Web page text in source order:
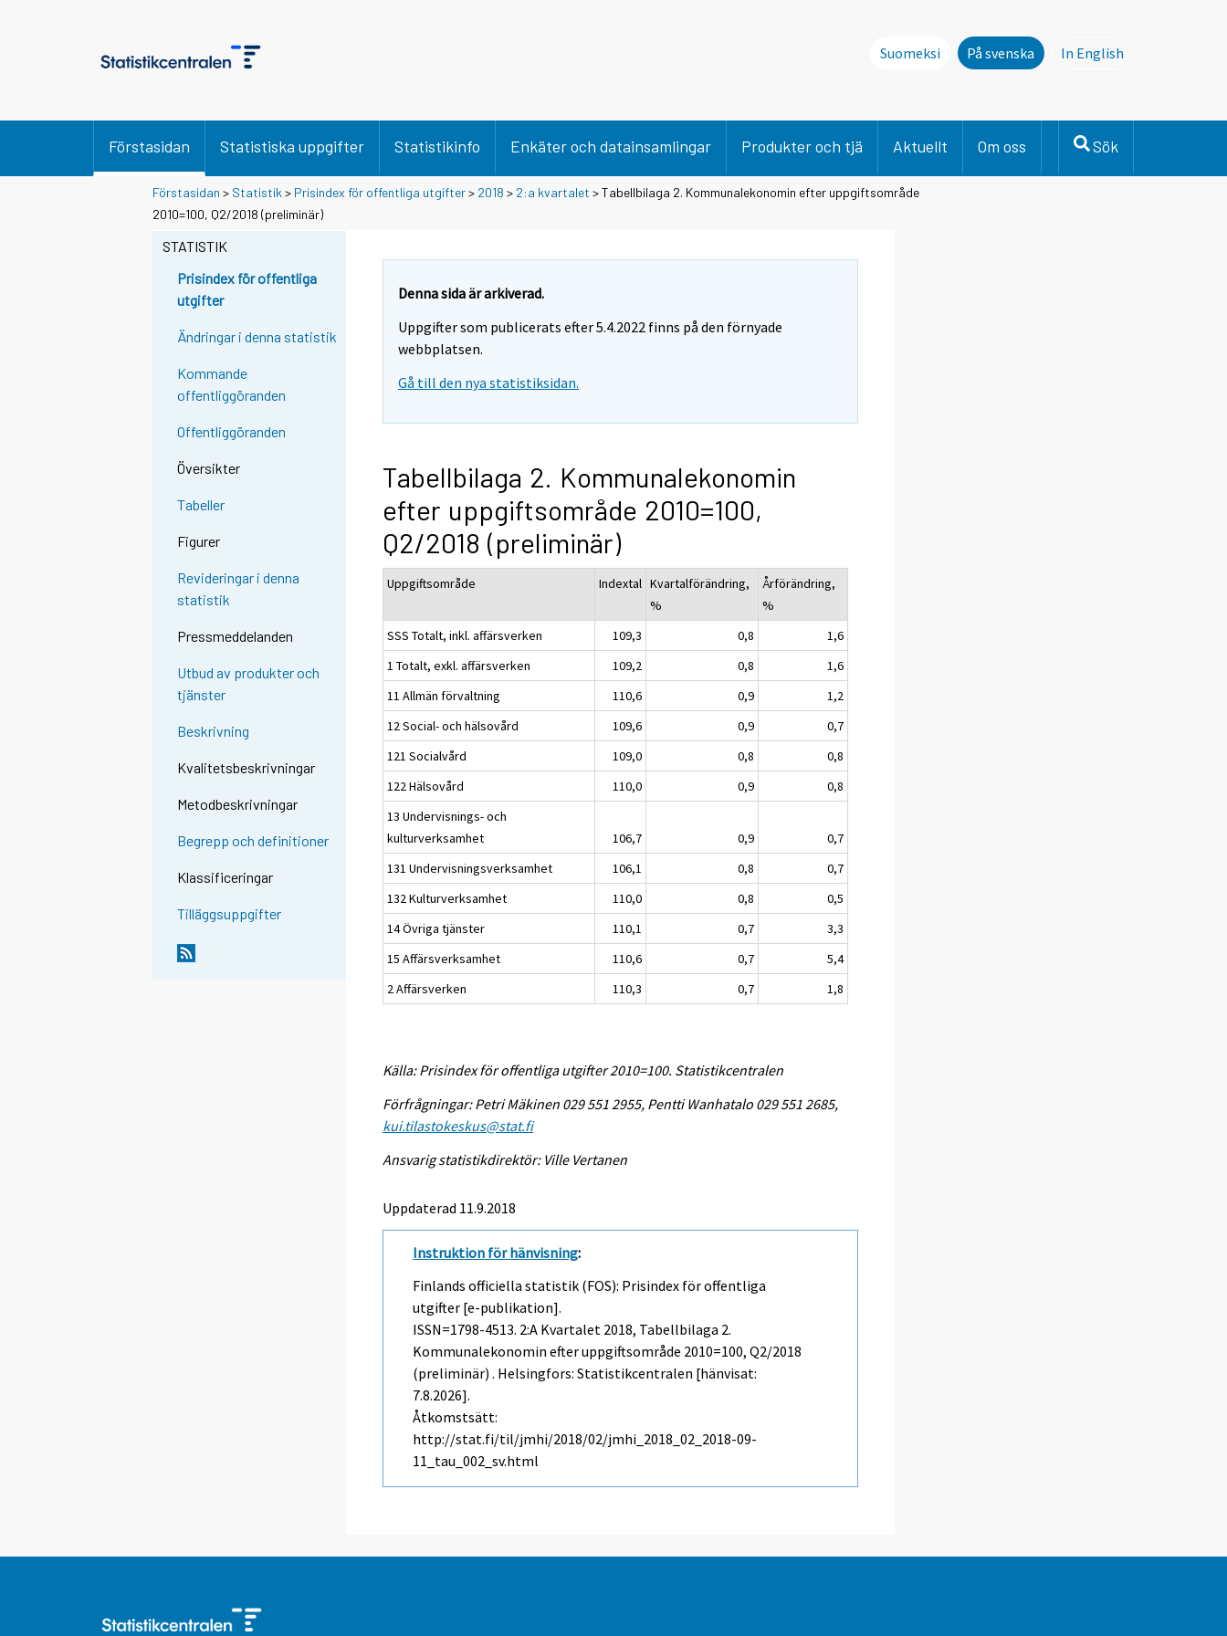
Suomeksi På svenska
In English
Förstasidan Statistiska uppgifter Statistikinfo Enkäter och datainsamlingar Produkter och tjä Aktuellt Om oss Sök
Förstasidan > Statistik > Prisindex för offentliga utgifter> 2018 > 2:a kvartalet > Tabellbilaga 2. Kommunalekonomin efter uppgiftsområde
2010=100, Q2/2018 (preliminär)
STATISTIK
Prisindex för offentliga
utgifter
Ändringar i denna statistik
Kommande
offentliggöranden
Offentliggöranden
Översikter
Tabeller
Figurer
Revideringar i denna
statistik
Pressmeddelanden
Utbud av produkter och
tjänster
Beskrivning
Kvalitetsbeskrivningar
Metodbeskrivningar
Begrepp och definitioner
Klassificeringar
Tilläggsuppgifter
Denna sida är arkiverad.
Uppgifter som publicerats efter 5.4.2022 finns på den förnyade
webbplatsen.
Gå till den nya statistiksidan.
Tabellbilaga 2. Kommunalekonomin
efter uppgiftsområde 2010=100,
Q2/2018 (preliminär)
Uppgiftsområde Indextal Kvartalförändring,
%
Årförändring,
%
SSS Totalt, inkl. affärsverken
109,3 0,8
1,6
1 Totalt, exkl. affärsverken
109,2 0,8
1,6
11 Allmän förvaltning
110,6 0,9
1,2
12 Social- och hälsovård
109,6 0,9
0,7
121 Socialvård
109,0 0,8
0,8
122 Hälsovård
110,0 0,9
0,8
13 Undervisnings- och
kulturverksamhet
106,7 0,9
0,7
131 Undervisningsverksamhet
106,1 0,8
0,7
132 Kulturverksamhet
110,0 0,8
0,5
14 Övriga tjänster
110,1 0,7
3,3
15 Affärsverksamhet
110,6 0,7
5,4
2 Affärsverken
110,3 0,7 1,8
Källa: Prisindex för offentliga utgifter 2010=100. Statistikcentralen
Förfrågningar: Petri Mäkinen 029 551 2955, Pentti Wanhatalo 029 551 2685,
kui.tilastokeskus@stat.fi
Ansvarig statistikdirektör: Ville Vertanen
Uppdaterad 11.9.2018
Instruktion för hänvisning:
Finlands officiella statistik (FOS): Prisindex för offentliga
utgifter [e-publikation].
ISSN=1798-4513. 2:a Kvartalet 2018, Tabellbilaga 2.
Kommunalekonomin efter uppgiftsområde 2010=100, Q2/2018
(preliminär) . Helsingfors: Statistikcentralen [hänvisat:
7.8.2026].
Åtkomstsätt:
http://stat.fi/til/jmhi/2018/02/jmhi_2018_02_2018-09-
11_tau_002_sv.html